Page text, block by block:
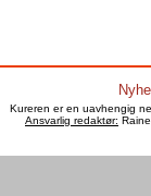
Kureren er en uavhengig
Ansvarlig redaktør: